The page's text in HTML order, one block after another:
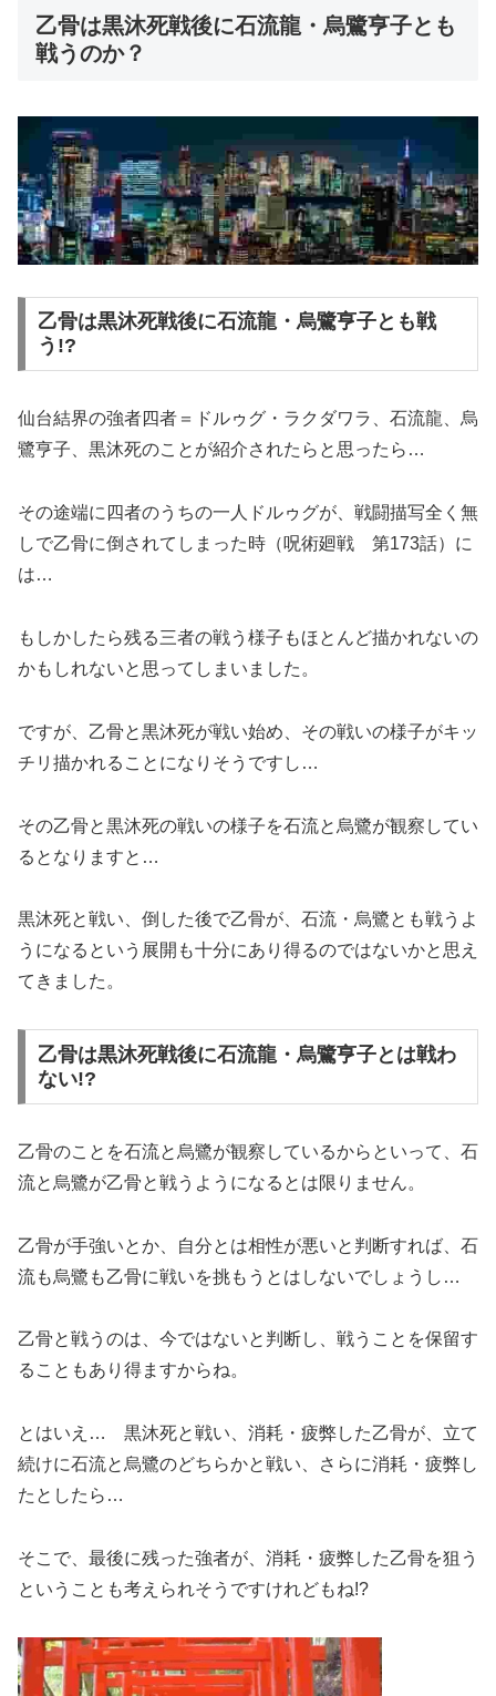
乙骨は黒沐死戦後に石流龍・烏鷺亨子とも
戦うのか？
乙骨は黒沐死戦後に石流龍・烏鷺亨子とも戦
う!?
仙台結界の強者四者＝ドルゥグ・ラクダワラ、石流龍、烏
鷺亨子、黒沐死のことが紹介されたらと思ったら…
その途端に四者のうちの一人ドルゥグが、戦闘描写全く無
しで乙骨に倒されてしまった時（呪術廻戦 第173話）に
は…
もしかしたら残る三者の戦う様子もほとんど描かれないの
かもしれないと思ってしまいました。
ですが、乙骨と黒沐死が戦い始め、その戦いの様子がキッ
チリ描かれることになりそうですし…
その乙骨と黒沐死の戦いの様子を石流と烏鷺が観察してい
るとなりますと…
黒沐死と戦い、倒した後で乙骨が、石流・烏鷺とも戦うよ
うになるという展開も十分にあり得るのではないかと思え
てきました。
乙骨は黒沐死戦後に石流龍・烏鷺亨子とは戦わ
ない!?
乙骨のことを石流と烏鷺が観察しているからといって、石
流と烏鷺が乙骨と戦うようになるとは限りません。
乙骨が手強いとか、自分とは相性が悪いと判断すれば、石
流も烏鷺も乙骨に戦いを挑もうとはしないでしょうし…
乙骨と戦うのは、今ではないと判断し、戦うことを保留す
ることもあり得ますからね。
とはいえ… 黒沐死と戦い、消耗・疲弊した乙骨が、立て
続けに石流と烏鷺のどちらかと戦い、さらに消耗・疲弊し
たとしたら…
そこで、最後に残った強者が、消耗・疲弊した乙骨を狙う
ということも考えられそうですけれどもね!?